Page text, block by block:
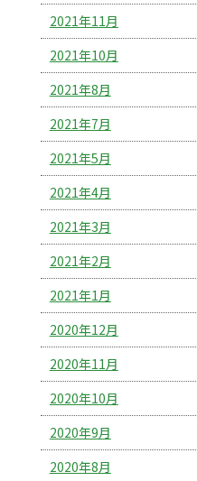
2021年11月
2021年10月
2021年8月
2021年7月
2021年5月
2021年4月
2021年3月
2021年2月
2021年1月
2020年12月
2020年11月
2020年10月
2020年9月
2020年8月